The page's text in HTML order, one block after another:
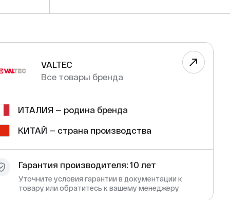
VALTEC
Все товары бренда
ИТАЛИЯ — родина бренда
КИТАЙ — страна производства
Гарантия производителя: 10 лет
Уточните условия гарантии в документации к
товару или обратитесь к вашему менеджеру